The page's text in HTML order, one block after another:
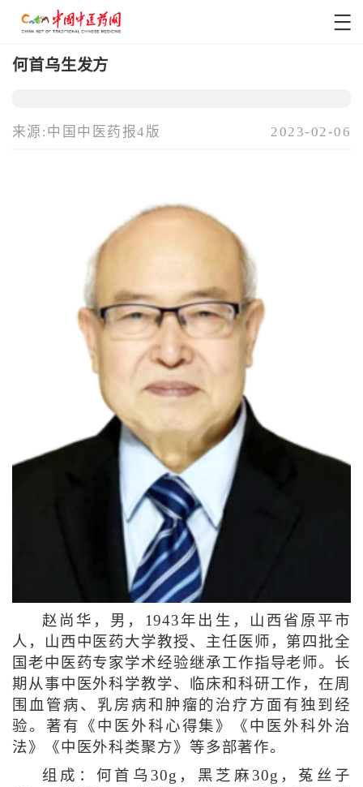
何首乌生发方
来源:中国中医药报4版 2023-02-06
赵尚华，男，1943年出生，山西省原平市
人，山西中医药大学教授、主任医师，第四批全
国老中医药专家学术经验继承工作指导老师。长
期从事中医外科学教学、临床和科研工作，在周
围血管病、乳房病和肿瘤的治疗方面有独到经
验。著有《中医外科心得集》《中医外科外治
法》《中医外科类聚方》等多部著作。
组成：何首乌30g，黑芝麻30g，菟丝子